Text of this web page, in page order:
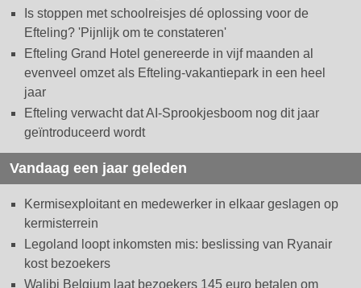
Is stoppen met schoolreisjes dé oplossing voor de
Efteling? 'Pijnlijk om te constateren'
Efteling Grand Hotel genereerde in vijf maanden al
evenveel omzet als Efteling-vakantiepark in een heel
jaar
Efteling verwacht dat AI-Sprookjesboom nog dit jaar
geïntroduceerd wordt
Vandaag een jaar geleden
Kermisexploitant en medewerker in elkaar geslagen op
kermisterrein
Legoland loopt inkomsten mis: beslissing van Ryanair
kost bezoekers
Walibi Belgium laat bezoekers 145 euro betalen om